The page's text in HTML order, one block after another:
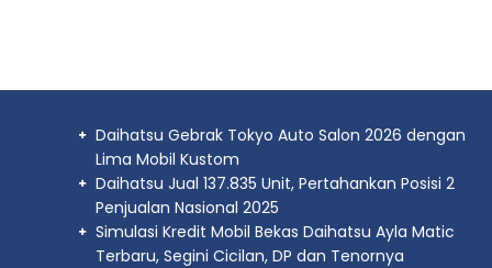
Daihatsu Gebrak Tokyo Auto Salon 2026 dengan
Lima Mobil Kustom
Daihatsu Jual 137.835 Unit, Pertahankan Posisi 2
Penjualan Nasional 2025
Simulasi Kredit Mobil Bekas Daihatsu Ayla Matic
Terbaru, Segini Cicilan, DP dan Tenornya